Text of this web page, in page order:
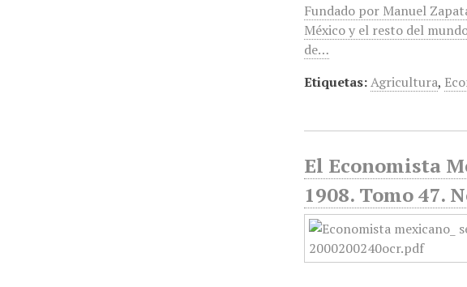
Fundado por Manuel
México y el resto del
de…
Etiquetas:Agricultura,
El Economista
1908. Tomo 47.